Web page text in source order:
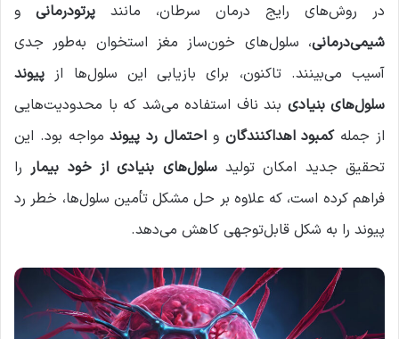
در روش‌های رایج درمان سرطان، مانند پرتودرمانی و
شیمی‌درمانی، سلول‌های خون‌ساز مغز استخوان به‌طور جدی
آسیب می‌بینند. تاکنون، برای بازیابی این سلول‌ها از پیوند
سلول‌های بنیادی بند ناف استفاده می‌شد که با محدودیت‌هایی
از جملهکمبود اهداکنندگان و احتمال رد پیوندمواجه بود. این
تحقیق جدید امکان تولیدسلول‌های بنیادی از خود بیماررا
فراهم کرده است، که علاوه بر حل مشکل تأمین سلول‌ها، خطر رد
پیوند را به شکل قابل‌توجهی کاهش می‌دهد.